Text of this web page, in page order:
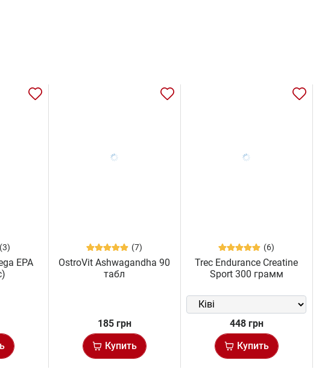
(3)
EPA
(7)
OstroVit Ashwagandha 90
табл
185 грн
Купить
(6)
Trec Endurance Creatine
Sport 300 грамм
448 грн
Купить